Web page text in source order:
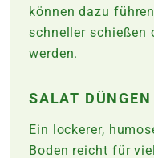
können dazu
schneller schießen
werden.
SALAT DÜNGEN
Ein lockerer,
Boden reicht für